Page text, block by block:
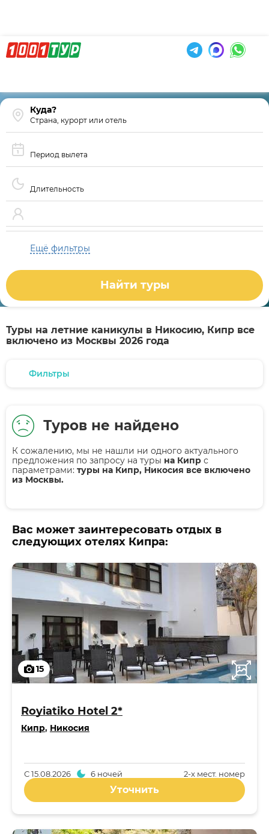
Страна, курорт или отель
Период вылета
Длительность
Ещё фильтры
Найти туры
Туры на летние каникулы в Никосию, Кипр все
включено из Москвы 2026 года
Фильтры
Туров не найдено
К сожалению, мы не нашли ни одного актуального
предложения по запросу на туры на Кипр с
параметрами: туры на Кипр, Никосия все включено
из Москвы.
Вас может заинтересовать отдых в
следующих отелях Кипра:
15
Royiatiko Hotel 2*
Кипр, Никосия
2-x мест. номер
С15.08.2026 6 ночей
Уточнить